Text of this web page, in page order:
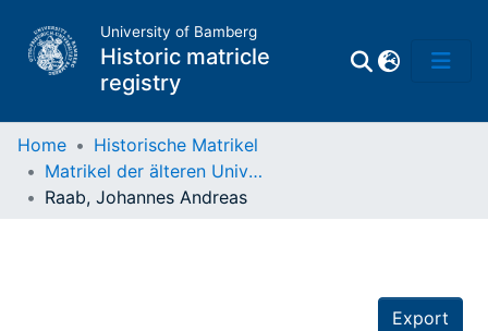
University of Bamberg
Historic matricle
registry
Matrikel
Home
Historische Matrikel
Matrikel der älteren Universität
Raab, Johannes Andreas
Export